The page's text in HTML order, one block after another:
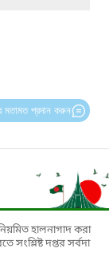
মতামত প্রদান করুন
হালনাগাদ করা
সংশ্লিষ্ট দপ্তর সর্বদা